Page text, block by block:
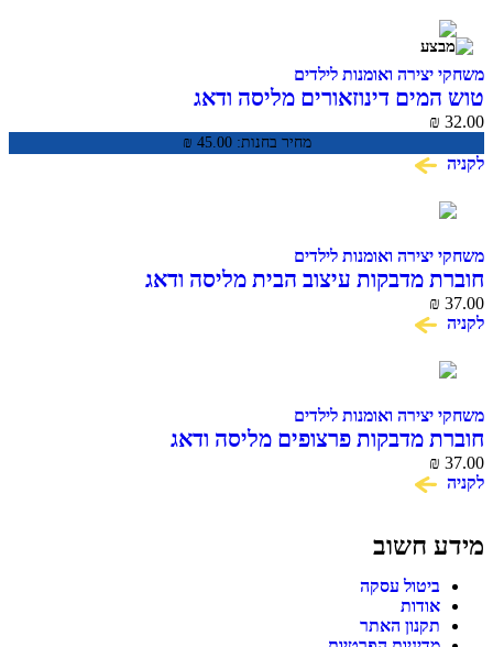
משחקי יצירה ואומנות לילדים
טוש המים דינוזאורים מליסה ודאג
מחיר בחנות: ₪ 45.00
₪ 32.00
לקניה
משחקי יצירה ואומנות לילדים
חוברת מדבקות עיצוב הבית מליסה ודאג
₪ 37.00
לקניה
משחקי יצירה ואומנות לילדים
חוברת מדבקות פרצופים מליסה ודאג
₪ 37.00
לקניה
מידע חשוב
ביטול עסקה
אודות
תקנון האתר